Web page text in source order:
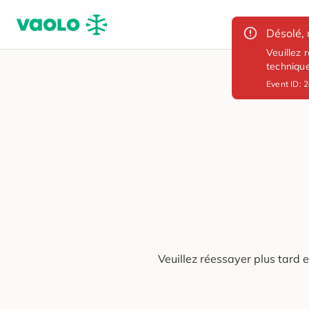
Désolé,
Veuillez
Event ID:
Veuillez réessayer plus tard